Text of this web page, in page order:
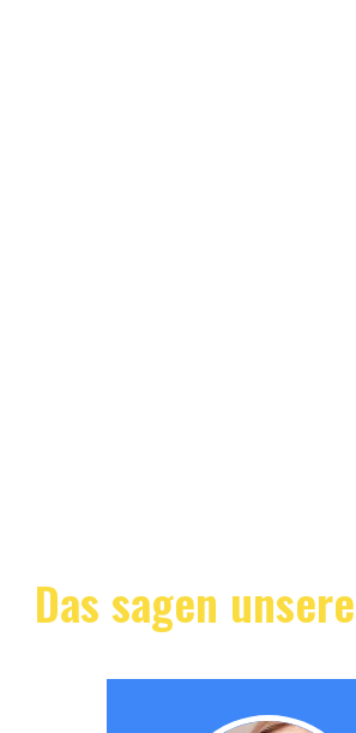
Das sagen